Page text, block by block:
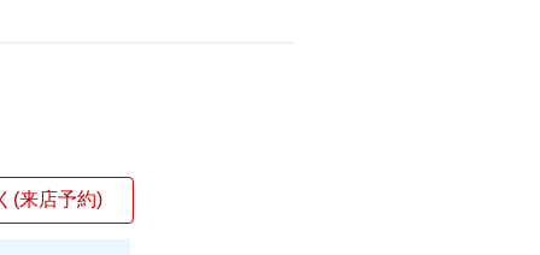
(来店予約)